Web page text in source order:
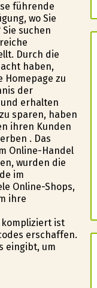
führende
wo Sie
suchen
Durch die
haben,
Homepage zu
der
erhalten
sparen, haben
ihren Kunden
. Das
Online-Handel
wurden die
im
Online-Shops,
ihre
ist
erschaffen.
eingibt, um